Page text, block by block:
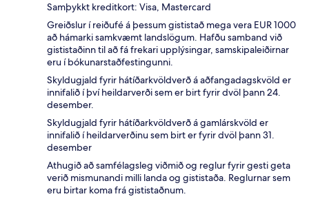
Samþykkt kreditkort: Visa, Mastercard
Greiðslur í reiðufé á þessum gististað mega vera EUR 1000
að hámarki samkvæmt landslögum. Hafðu samband við
gististaðinn til að fá frekari upplýsingar, samskipaleiðirnar
eru í bókunarstaðfestingunni.
Skyldugjald fyrir hátíðarkvöldverð á aðfangadagskvöld er
innifalið í því heildarverði sem er birt fyrir dvöl þann 24.
desember.
Skyldugjald fyrir hátíðarkvöldverð á gamlárskvöld er
innifalið í heildarverðinu sem birt er fyrir dvöl þann 31.
desember
Athugið að samfélagsleg viðmið og reglur fyrir gesti geta
verið mismunandi milli landa og gististaða. Reglurnar sem
eru birtar koma frá gististaðnum.